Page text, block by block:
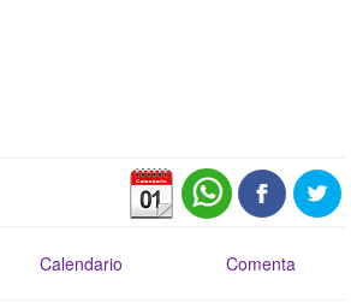
Calendario Comenta